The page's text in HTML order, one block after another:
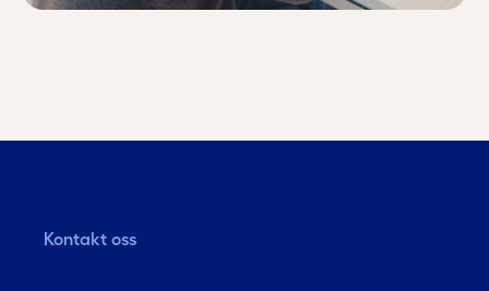
Kontakt oss